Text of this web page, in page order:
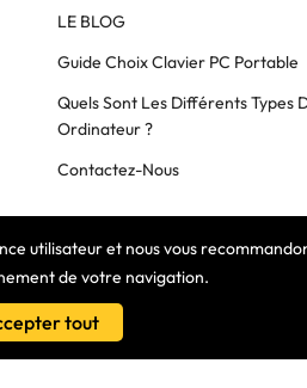
utilisateur et nous vous
de votre navigation.
tout
LE BLOG
Guide Choix Clavier PC Portable
Quels Sont Les Différents Types
Ordinateur ?
Contactez-Nous
2025 Clavier Express